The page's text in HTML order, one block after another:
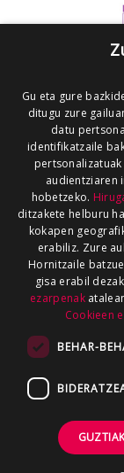
Gu eta gure
ditugu zure
datu
identifikatzaile
audientziaren
hobetzeko.
ditzakete helburu
kokapen
erabiliz. Zure
Hornitzaile
gisa erabil
ezarpenak
Cookieen
BEHAR-